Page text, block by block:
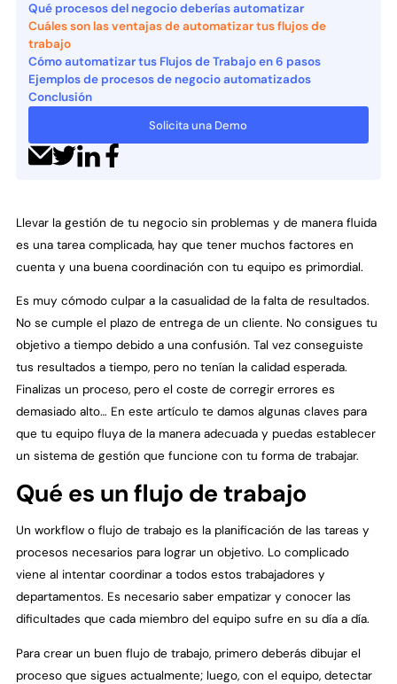
Qué procesos del negocio deberías automatizar
Cuáles son las ventajas de automatizar tus flujos de
trabajo
Cómo automatizar tus Flujos de Trabajo en 6 pasos
Ejemplos de procesos de negocio automatizados
Conclusión
Solicita una Demo
Llevar la gestión de tu negocio sin problemas y de manera fluida
es una tarea complicada, hay que tener muchos factores en
cuenta y una buena coordinación con tu equipo es primordial.
Es muy cómodo culpar a la casualidad de la falta de resultados.
No se cumple el plazo de entrega de un cliente. No consigues tu
objetivo a tiempo debido a una confusión. Tal vez conseguiste
tus resultados a tiempo, pero no tenían la calidad esperada.
Finalizas un proceso, pero el coste de corregir errores es
demasiado alto… En este artículo te damos algunas claves para
que tu equipo fluya de la manera adecuada y puedas establecer
un sistema de gestión que funcione con tu forma de trabajar.
Qué es un flujo de trabajo
Un workflow o flujo de trabajo es la planificación de las tareas y
procesos necesarios para lograr un objetivo. Lo complicado
viene al intentar coordinar a todos estos trabajadores y
departamentos. Es necesario saber empatizar y conocer las
dificultades que cada miembro del equipo sufre en su día a día.
Para crear un buen flujo de trabajo, primero deberás dibujar el
proceso que sigues actualmente; luego, con el equipo, detectar